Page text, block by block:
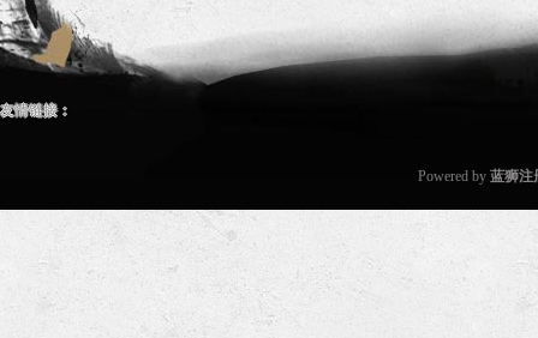
友情链接：
Powered by 蓝狮注